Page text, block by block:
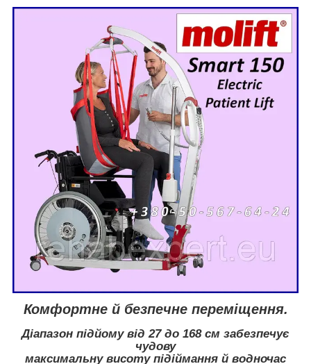
Комфортне й безпечне переміщення.
Діапазон підйому від 27 до 168 см забезпечує
чудову
максимальну висоту підіймання й водночас